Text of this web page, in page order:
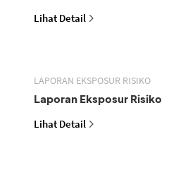
Lihat Detail
LAPORAN EKSPOSUR RISIKO
Laporan Eksposur Risiko
Lihat Detail